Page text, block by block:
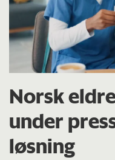
Norsk
under
løsning